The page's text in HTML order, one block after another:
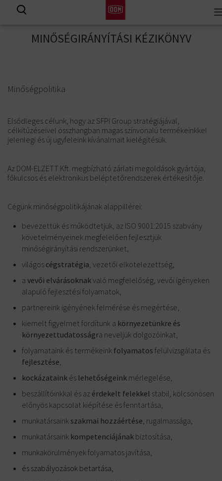
MINŐSÉGIRÁNYÍTÁSI KÉZIKÖNYV
Minőségpolitika
Elsődleges célunk, hogy az SFPI Group stratégiájával,
célkitűzéseivel összhangban magas színvonalú termékeinkkel
jelenlegi és új ügyfeleink kívánalmait kielégítésük.
Az DOM-ELZETT Kft. megbízható zárlati megoldások gyártója,
főkulcsos és elektronikus beléptetőrendszerek értékesítője.
Cégünk minőségpolitikájának alappillérei:
bevezettük és működtetjük, az ISO 9001:2015 szabvány
követelményeinek megfelelően fejlesztjük
minőségirányítási rendszerünket,
világos cégstratégia, vezetői elkötelezettség,
a vevői elvárásoknakvaló megfelelőség, vevői igényeken
alapuló fejlesztési folyamatok,
partnereink igényének felmérése és megértése,
kiemelt figyelmet fordítunk a környezetünkre és
környezettudatosságra neveljük dolgozóinkat,
folyamataink és termékeink folyamatos felülvizsgálata és
fejlesztése,
kockázatainkéslehetőségeinkmérlegelése,
beszállítóinkkal és az érdekelt felekkel stabil, kölcsönösen
előnyös kapcsolat kiépítése és fenntartása,
munkatársaink szakmai hozzáértése, rugalmassága,
munkatársainkkompetenciájánakbiztosítása,
munkakörülmények folyamatos javítása,
és szabályozások betartása,